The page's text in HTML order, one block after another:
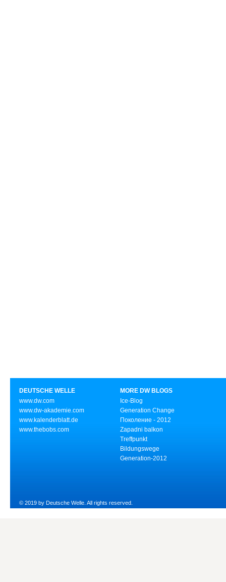
DEUTSCHE WELLE
www.dw.com
www.dw-akademie.com
www.kalenderblatt.de
www.thebobs.com
MORE DW BLOGS
Ice-Blog
Generation Change
Поколение - 2012
Zapadni balkon
Treffpunkt
Bildungswege
Generation-2012
© 2019 by Deutsche Welle. All rights reserved.